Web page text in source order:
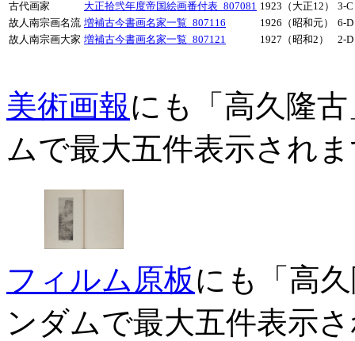
古代画家
大正拾弐年度帝国絵画番付表_807081 1923（大正12）
3-C
故人南宗画名流 増補古今書画名家一覧_807116 1926（昭和元）
6-D
故人南宗画大家 増補古今書画名家一覧_807121 1927（昭和2） 2-D
美術画報にも「高久隆
ムで最大五件表示され
フィルム原板にも「高
ンダムで最大五件表示